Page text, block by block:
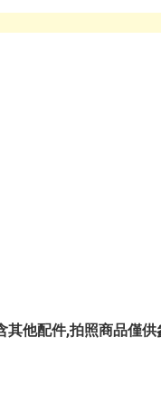
他配件,拍照商品僅供